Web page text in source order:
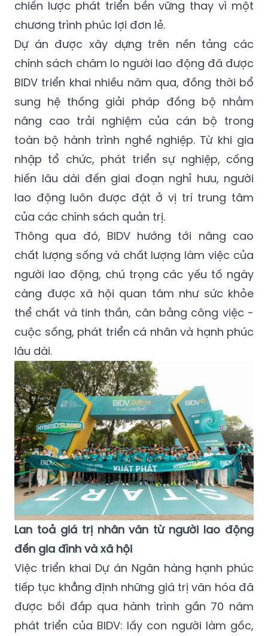
chiến lược phát triển bền vững thay vì một
chương trình phúc lợi đơn lẻ.
Dự án được xây dựng trên nền tảng các
chính sách chăm lo người lao động đã được
BIDV triển khai nhiều năm qua, đồng thời bổ
sung hệ thống giải pháp đồng bộ nhằm
nâng cao trải nghiệm của cán bộ trong
toàn bộ hành trình nghề nghiệp. Từ khi gia
nhập tổ chức, phát triển sự nghiệp, cống
hiến lâu dài đến giai đoạn nghỉ hưu, người
lao động luôn được đặt ở vị trí trung tâm
của các chính sách quản trị.
Thông qua đó, BIDV hướng tới nâng cao
chất lượng sống và chất lượng làm việc của
người lao động, chú trọng các yếu tố ngày
càng được xã hội quan tâm như sức khỏe
thể chất và tinh thần, cân bằng công việc -
cuộc sống, phát triển cá nhân và hạnh phúc
lâu dài.
Lan toả giá trị nhân văn từ người lao động
đến gia đình và xã hội
Việc triển khai Dự án Ngân hàng hạnh phúc
tiếp tục khẳng định những giá trị văn hóa đã
được bồi đắp qua hành trình gần 70 năm
phát triển của BIDV: lấy con người làm gốc,